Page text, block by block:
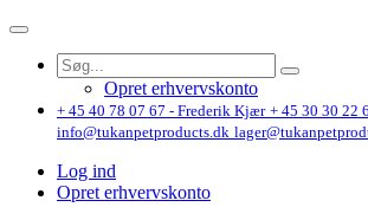
Opret erhvervskonto
+ 45 40 78 07 67 - Frederik Kjær + 45 30 30 22
info@tukanpetproducts.dk
Log ind
Opret erhvervskonto